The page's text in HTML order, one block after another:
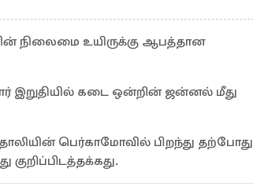
நிலைமை உயிருக்கு ஆபத்தான
இறுதியில் கடை ஒன்றின் ஜன்னல் மீது
பெர்காமோவில் பிறந்து தற்போது